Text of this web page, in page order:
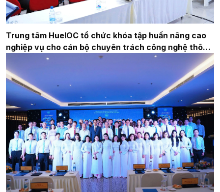
Trung tâm HueIOC tổ chức khóa tập huấn nâng cao
nghiệp vụ cho cán bộ chuyên trách công nghệ thông